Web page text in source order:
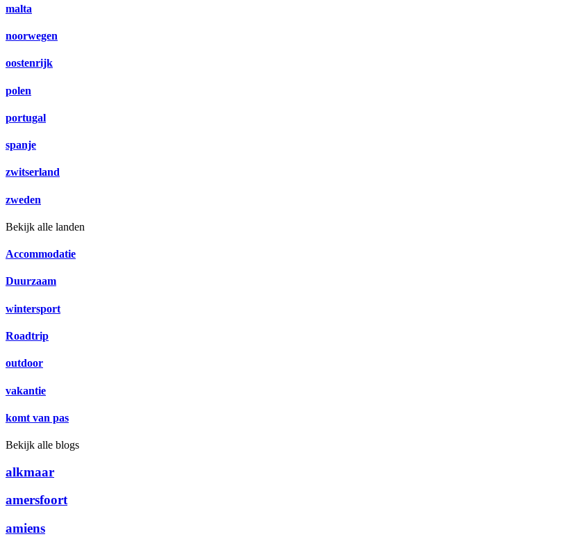
malta
noorwegen
oostenrijk
polen
portugal
spanje
zwitserland
zweden
Bekijk alle landen
Accommodatie
Duurzaam
wintersport
Roadtrip
outdoor
vakantie
komt van pas
Bekijk alle blogs
alkmaar
amersfoort
amiens